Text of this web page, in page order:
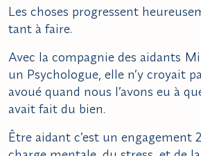
Les choses progressent
tant à faire.
Avec la compagnie des aidants
un Psychologue, elle n’y croyait
avoué quand nous l’avons eu à
avait fait du bien.
Être aidant c’est un engagement